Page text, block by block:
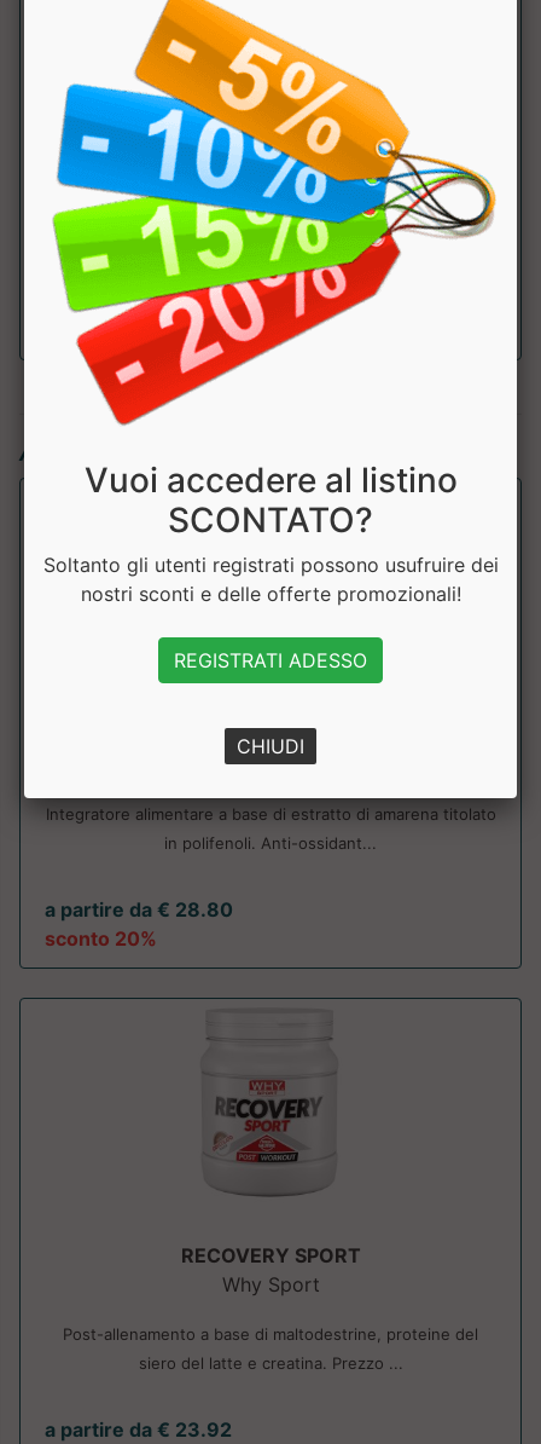
L-Isoleucina 2160mg
2160mg 540mg
L-glicina 1752mg 483mg
L-Alanina 1752mg 483mg
L-
Glutammina
5000mg 1250mg
Articoli simili:
MAGIC CHERRY
Enervit
Integratore alimentare a base di estratto di amarena titolato
in polifenoli. Anti-ossidant...
a partire da € 28.80
sconto 20%
RECOVERY SPORT
Why Sport
Post-allenamento a base di maltodestrine, proteine del
siero del latte e creatina. Prezzo ...
a partire da € 23.92
Vuoi accedere al listino
SCONTATO?
Soltanto gli utenti registrati possono usufruire dei
nostri sconti e delle offerte promozionali!
REGISTRATI ADESSO
CHIUDI